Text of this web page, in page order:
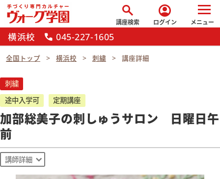
search
講座検索
account_circle
ログイン メニュー
横浜校 call 045-227-1605
全国トップ 横浜校 刺繍 講座詳細
刺繍
途中入学可
定期講座
加部総美子の刺しゅうサロン 日曜日午
前
講師詳細